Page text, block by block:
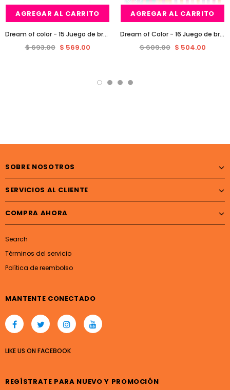
AGREGAR AL CARRITO
Dream of color - 15 Juego de brochas de maquillaje colorido Pieces
$ 693.00 $ 569.00
AGREGAR AL CARRITO
Dream of Color - 16 Juego de brochas para maquillaje de ojos Pieces
$ 609.00 $ 504.00
SOBRE NOSOTROS
SERVICIOS AL CLIENTE
COMPRA AHORA
Search
Términos del servicio
Política de reembolso
MANTENTE CONECTADO
LIKE US ONFACEBOOK
REGÍSTRATE PARA NUEVO Y PROMOCIÓN